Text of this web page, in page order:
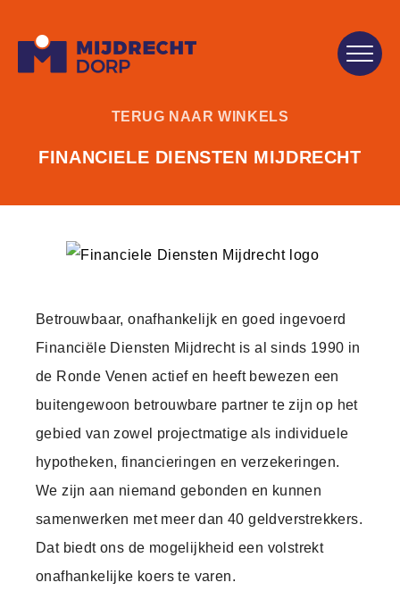
TERUG NAAR WINKELS
FINANCIELE DIENSTEN MIJDRECHT
Betrouwbaar, onafhankelijk en goed ingevoerd
​Financiële Diensten Mijdrecht is al sinds 1990 in
de Ronde Venen actief en heeft bewezen een
buitengewoon betrouwbare partner te zijn op het
gebied van zowel projectmatige als individuele
hypotheken, financieringen en verzekeringen.
We zijn aan niemand gebonden en kunnen
samenwerken met meer dan 40 geldverstrekkers.
Dat biedt ons de mogelijkheid een volstrekt
onafhankelijke koers te varen.